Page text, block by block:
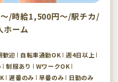
/時給1,500円～/駅チカ/
ホーム
歓迎 自転車通勤OK
週4日以上
制服あり
WワークOK
遅番のみ 早番のみ 日勤のみ